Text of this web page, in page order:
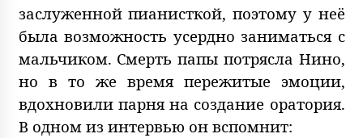
заслуженной пианисткой, поэтому у неё
была возможность усердно заниматься с
мальчиком. Смерть папы потрясла Нино,
но в то же время пережитые эмоции,
вдохновили парня на создание оратория.
В одном из интервью он вспомнит: